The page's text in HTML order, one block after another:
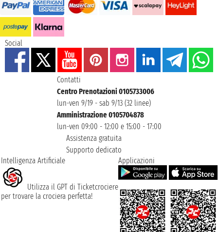
Social
Contatti
Centro Prenotazioni 0105733006
lun-ven 9/19 - sab 9/13 (32 linee)
Amministrazione 0105704878
lun-ven 09:00 - 12:00 e 15:00 - 17:00
Assistenza gratuita
Supporto dedicato
Intelligenza Artificiale
Utilizza il GPT di Ticketcrociere
per trovare la crociera perfetta!
Applicazioni